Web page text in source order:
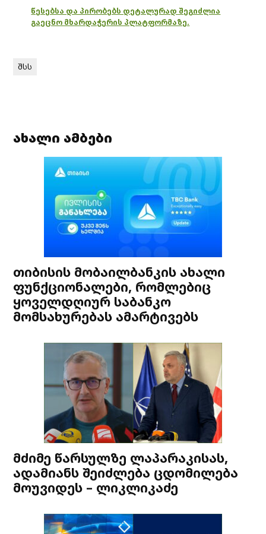
წესებსა და პირობებს დეტალურად შეგიძლია
გაეცნო მხარდაჭერის პლატფორმაზე.
შსს
ახალი ამბები
თიბისის მობაილბანკის ახალი
ფუნქციონალები, რომლებიც
ყოველდღიურ საბანკო
მომსახურებას ამარტივებს
მძიმე წარსულზე ლაპარაკისას,
ადამიანს შეიძლება ცდომილება
მოუვიდეს – ლიკლიკაძე